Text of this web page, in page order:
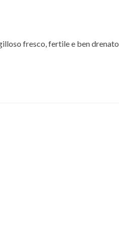
fresco, fertile e ben drenato.